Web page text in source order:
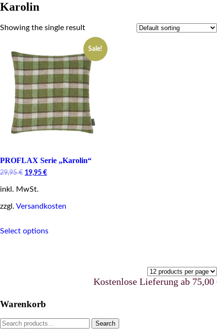
Karolin
Showing the single result
Sale!
PROFLAX Serie „Karolin“
29,95€ Original
was:
19,95 €Current
inkl. MwSt.
zzgl. Versandkosten
Select optionsproduct
the
Kostenlose Lieferung ab 75,00
Warenkorb
Search
Search